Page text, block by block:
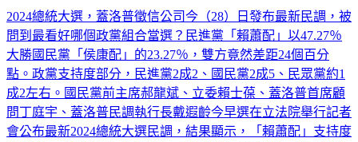
2024總統大選，蓋洛普徵信公司今（28）日發布最新民調，被
問到最看好哪個政黨組合當選？民進黨「賴蕭配」以47.27％
大勝國民黨「侯康配」的23.27％，雙方竟然差距24個百分
點。政黨支持度部分，民進黨2成2、國民黨2成5、民眾黨約1
成2左右。國民黨前主席郝龍斌、立委賴士葆、蓋洛普首席顧
問丁庭宇、蓋洛普民調執行長戴遐齡今早選在立法院舉行記者
會公布最新2024總統大選民調，結果顯示，「賴蕭配」支持度